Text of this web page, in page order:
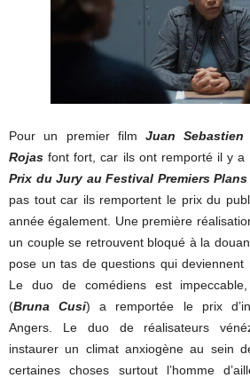
Pour un premier film Juan Sebastien
Rojas font fort, car ils ont remporté il y
Prix du Jury au Festival Premiers Plans
pas tout car ils remportent le prix du
année également. Une première
un couple se retrouvent bloqué à la
pose un tas de questions qui deviennent
Le duo de comédiens est
(Bruna Cusi) a remportée le prix
Angers. Le duo de réalisateurs
instaurer un climat anxiogène au sein
certaines choses surtout l’homme